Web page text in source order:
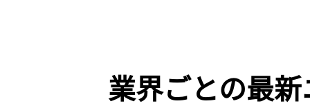
業界ごとの最